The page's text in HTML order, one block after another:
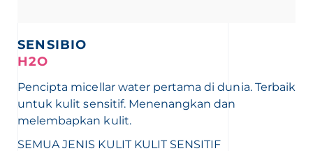
SENSIBIO
H2O
Pencipta micellar water pertama di dunia. Terbaik
untuk kulit sensitif. Menenangkan dan
melembapkan kulit.
SEMUA JENIS KULIT KULIT SENSITIF